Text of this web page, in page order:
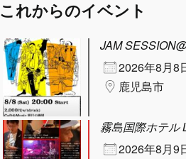
これからのイベント
JAM
2026年8月8
鹿児島市
霧島国際ホテル
2026年8月9